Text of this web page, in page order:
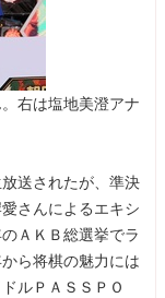
右は塩地美澄アナ
送されたが、準決
さんによるエキシ
ＡＫＢ総選挙でラ
ら将棋の魅力には
ルＰＡＳＳＰＯ